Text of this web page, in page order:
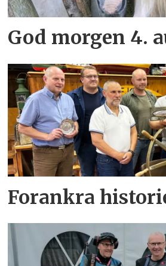
God morgen 4.
Forankra